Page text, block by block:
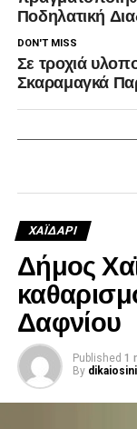
Ποδηλατική
DON'T MISS
Σε τροχιά
Σκαραμαγκά
ΧΑΪΔΑΡΙ
Δήμος
Δαφνίου
Published 1
By